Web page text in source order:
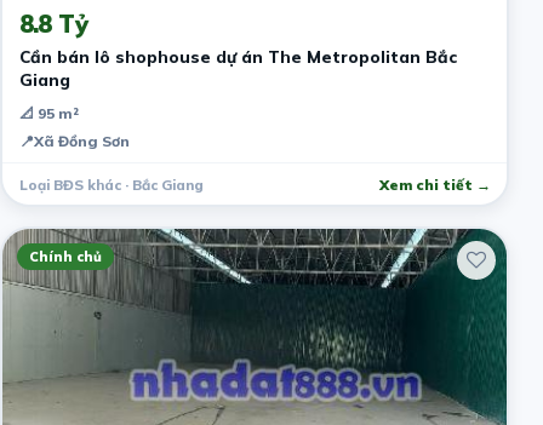
8.8 Tỷ
Cần bán lô shophouse dự án The Metropolitan Bắc
Giang
📐 95 m²
📍Xã Đồng Sơn
Loại BĐS khác · Bắc Giang Xem chi tiết →
Chính chủ